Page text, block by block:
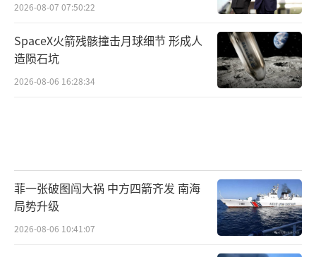
2026-08-07 07:50:22
SpaceX火箭残骸撞击月球细节 形成人
造陨石坑
2026-08-06 16:28:34
菲一张破图闯大祸 中方四箭齐发 南海
局势升级
2026-08-06 10:41:07